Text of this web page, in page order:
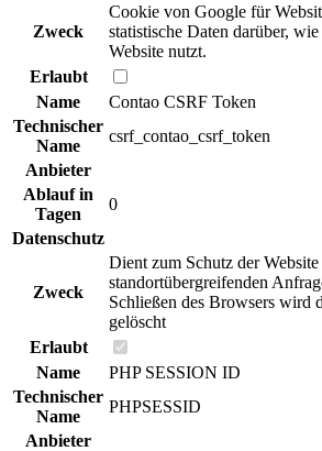
Zweck
Cookie von Google für
statistische Daten darüber,
Website nutzt.
Erlaubt
Name
Contao CSRF Token
Technischer
Name
csrf_contao_csrf_token
Anbieter
Ablauf in
Tagen
0
Datenschutz
Zweck
Dient zum Schutz der
standortübergreifenden
Schließen des Browsers wird
gelöscht
Erlaubt
Name
PHP SESSION ID
Technischer
Name
PHPSESSID
Anbieter